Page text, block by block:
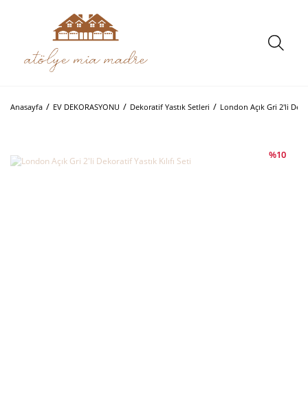
Anasayfa EV DEKORASYONU Dekoratif Yastık Setleri London Açık Gri 2'li
%10